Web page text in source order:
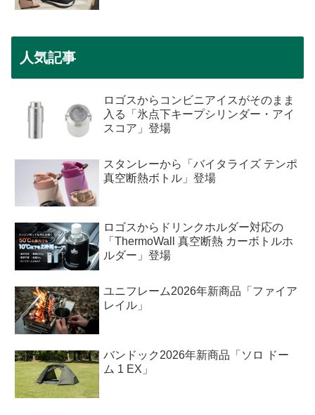
人気記事
ロゴスからコンビニアイスがそのまま
入る「氷点下キープシリンダー・アイ
スコア」登場
スタンレーから「バイタライズ テンポ
真空断熱ボトル」登場
ロゴスからドリンクホルダー対応の
「ThermoWall 真空断熱 カーボトルホ
ルダー」登場
ユニフレーム2026年新商品「ファイア
レイル」
バンドック2026年新商品「ソロ ドー
ム 1 EX」